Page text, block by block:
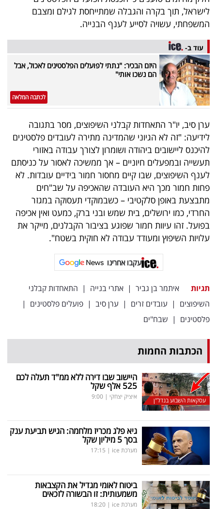
לישראל, תוך בקרה והגבלה שמתייחסת לגילם ומצבם
המשפחתי, עשויה לסייע לענף הבנייה.
עוד ב-
היזם הבכיר: "נתתי לפועלים הפלסטינים לאכול, אבל
הם נשכו אותי"
לכתבה המלאה
ערן סיב, יו"ר התאחדות קבלני השיפוצים, מסר בתגובה
לידיעה: "זה לא הגיוני שהמדינה מתירה לעובדים פלסטינים
להיכנס ליישובים ביהודה ושומרון לצורך עבודה באזורי
תעשייה ובמפעלים חיוניים – אך ממשיכה לאסור על כניסתם
לענף השיפוצים, שבו קיים מחסור חמור בידיים עובדות. לא
פחות חמור מכך היא העובדה שהאכיפה על שב"חים
מתבצעת באופן סלקטיבי – כשבמוקדי תעסוקה במגזר
החרדי, כמו ירושלים, בית שמש ובני ברק, כמעט ואין אכיפה
בפועל. זהו עיוות חמור שפוגע בציבור הקבלנים, מייקר את
עלויות השיפוץ ומעודד עבודה לא חוקית בשטח".
עקבו אחרינו
תגיות איתמר בן גביר | אתרי בנייה | התאחדות קבלני
השיפוצים | עובדים זרים | ערן סיב | פועלים פלסטינים |
פלסטינים | שבח"ים
הכתבות החמות
עסקאות השבוע בנדל"ן
היישוב שבו דירה ללא ממ"ד תעלה לכם
525 אלף שקל
איציק יצחקי |
9:00
גיא פלג מכריז מלחמה: הגיש תביעת ענק
בסך 5 מיליון שקל
מערכת ice |
17:15
ביטוח לאומי מגדיל את הקצבאות
משמעותית: זו הבשורה לזכאים
מערכת ice |
18:20